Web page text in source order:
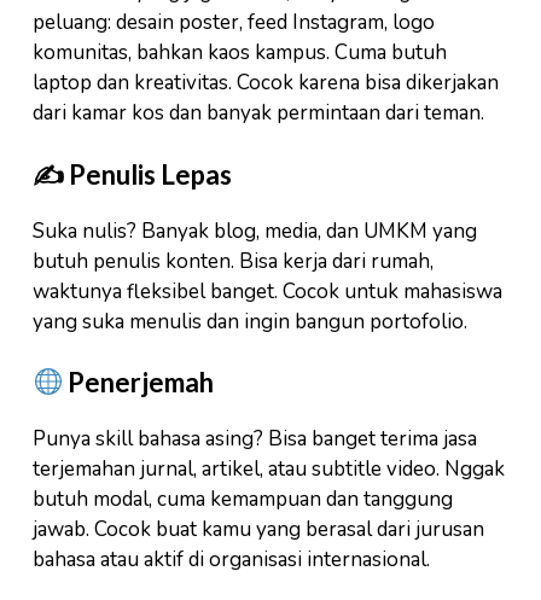
peluang: desain poster, feed Instagram, logo
komunitas, bahkan kaos kampus. Cuma butuh
laptop dan kreativitas. Cocok karena bisa dikerjakan
dari kamar kos dan banyak permintaan dari teman.
✍️ Penulis Lepas
Suka nulis? Banyak blog, media, dan UMKM yang
butuh penulis konten. Bisa kerja dari rumah,
waktunya fleksibel banget. Cocok untuk mahasiswa
yang suka menulis dan ingin bangun portofolio.
Penerjemah
Punya skill bahasa asing? Bisa banget terima jasa
terjemahan jurnal, artikel, atau subtitle video. Nggak
butuh modal, cuma kemampuan dan tanggung
jawab. Cocok buat kamu yang berasal dari jurusan
bahasa atau aktif di organisasi internasional.